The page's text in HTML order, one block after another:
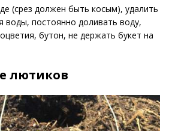
(срез должен быть косым), удалить
воды, постоянно доливать воду,
бутон, не держать букет на
лютиков